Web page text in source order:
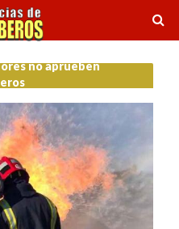
no aprueben